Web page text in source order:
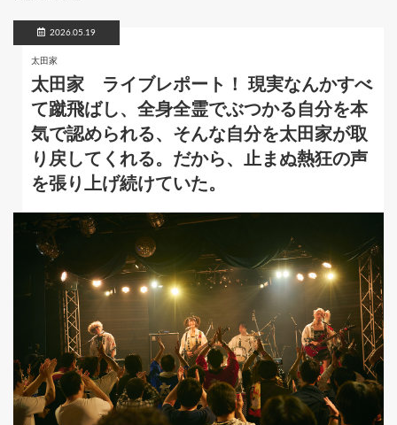
2026.05.19
太田家
太田家 ライブレポート！ 現実なんかすべ
て蹴飛ばし、全身全霊でぶつかる自分を本
気で認められる、そんな自分を太田家が取
り戻してくれる。だから、止まぬ熱狂の声
を張り上げ続けていた。